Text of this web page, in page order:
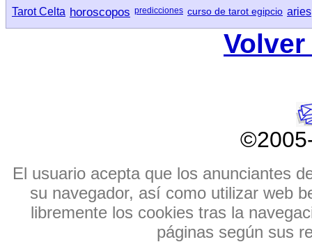
Tarot Celta horoscopos predicciones curso de tarot egipcio aries
El usuario acepta que los anunciantes
su navegador, así como utilizar web
libremente los cookies tras la
páginas según sus